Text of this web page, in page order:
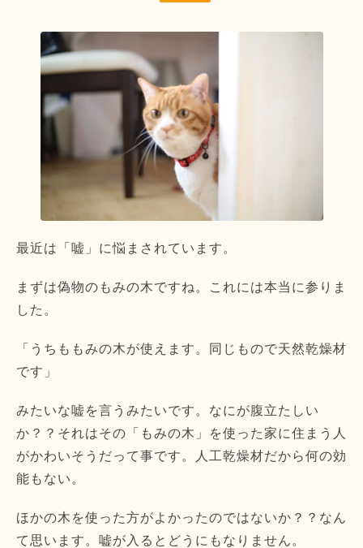
最近は「嘘」に悩まされています。
まずは偽物のもみの木ですね。これには本当に参りま
した。
「うちももみの木が使えます。同じもので天然乾燥材
です」
みたいな嘘を言うみたいです。なにが腹立たしい
か？？それはその「もみの木」を使った家に住まう人
がかわいそうだって事です。人工乾燥材だから何の効
能もない。
ほかの木を使った方がよかったのではないか？？なん
て思います。嘘が入るとどうにもなりません。